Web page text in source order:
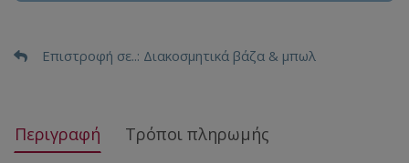
Επιστροφή σε..: Διακοσμητικά βάζα & μπωλ
Περιγραφή Τρόποι πληρωμής